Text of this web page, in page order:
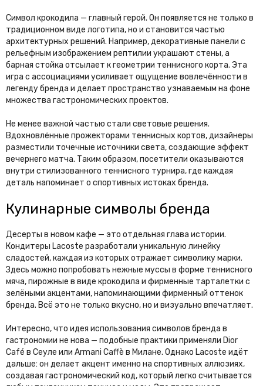
Символ крокодила — главный герой. Он появляется не только в
традиционном виде логотипа, но и становится частью
архитектурных решений. Например, декоративные панели с
рельефным изображением рептилии украшают стены, а
барная стойка отсылает к геометрии теннисного корта. Эта
игра с ассоциациями усиливает ощущение вовлечённости в
легенду бренда и делает пространство узнаваемым на фоне
множества гастрономических проектов.
Не менее важной частью стали световые решения.
Вдохновлённые прожекторами теннисных кортов, дизайнеры
разместили точечные источники света, создающие эффект
вечернего матча. Таким образом, посетители оказываются
внутри стилизованного теннисного турнира, где каждая
деталь напоминает о спортивных истоках бренда.
Кулинарные символы бренда
Десерты в новом кафе — это отдельная глава истории.
Кондитеры Lacoste разработали уникальную линейку
сладостей, каждая из которых отражает символику марки.
Здесь можно попробовать нежные муссы в форме теннисного
мяча, пирожные в виде крокодила и фирменные тарталетки с
зелёными акцентами, напоминающими фирменный оттенок
бренда. Всё это не только вкусно, но и визуально впечатляет.
Интересно, что идея использования символов бренда в
гастрономии не нова — подобные практики применяли Dior
Café в Сеуле или Armani Caffè в Милане. Однако Lacoste идёт
дальше: он делает акцент именно на спортивных аллюзиях,
создавая гастрономический код, который легко считывается